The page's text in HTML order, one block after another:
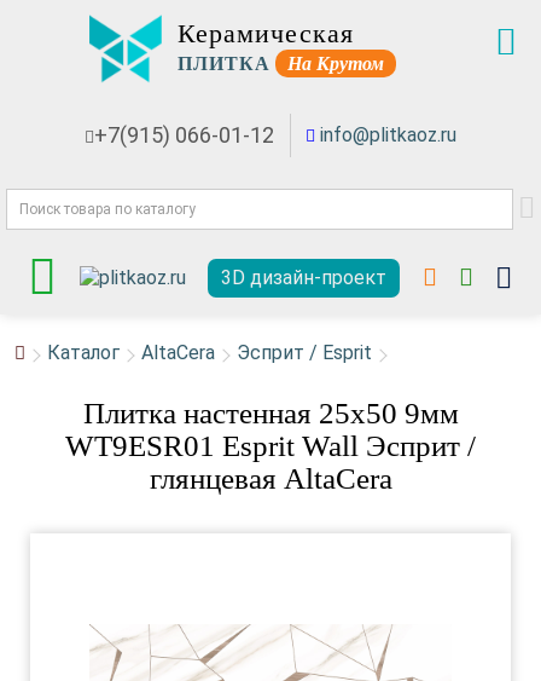
Керамическая
ПЛИТКА На Крутом
+7(915) 066-01-12 info@plitkaoz.ru
3D дизайн-проект
Каталог AltaCera Эсприт / Esprit
Плитка настенная 25x50 9мм
WT9ESR01 Esprit Wall Эсприт /
глянцевая AltaCera